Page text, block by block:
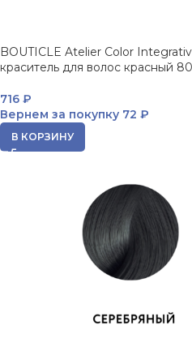
BOUTICLE Atelier Color
краситель для волос красный
716 ₽
Вернем за покупку 72 ₽
В КОРЗИНУ